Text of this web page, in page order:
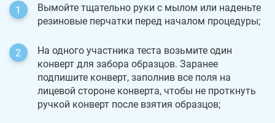
Вымойте тщательно руки с мылом или наденьте
резиновые перчатки перед началом процедуры;
На одного участника теста возьмите один
конверт для забора образцов. Заранее
подпишите конверт, заполнив все поля на
лицевой стороне конверта, чтобы не проткнуть
ручкой конверт после взятия образцов;